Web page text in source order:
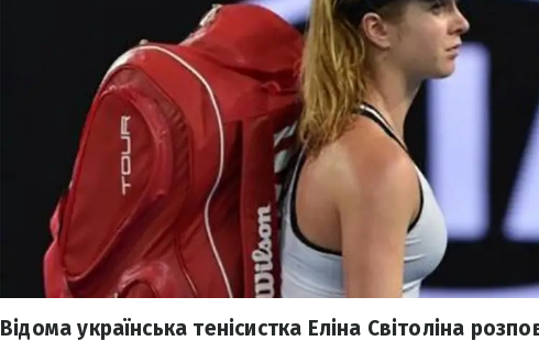
Відома українська тенісистка Еліна Світоліна